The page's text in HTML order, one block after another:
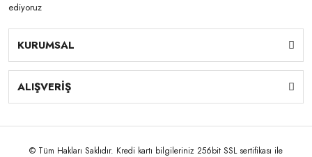
ediyoruz
KURUMSAL
ALIŞVERİŞ
© Tüm Hakları Saklıdır. Kredi kartı bilgileriniz 256bit SSL sertifikası ile